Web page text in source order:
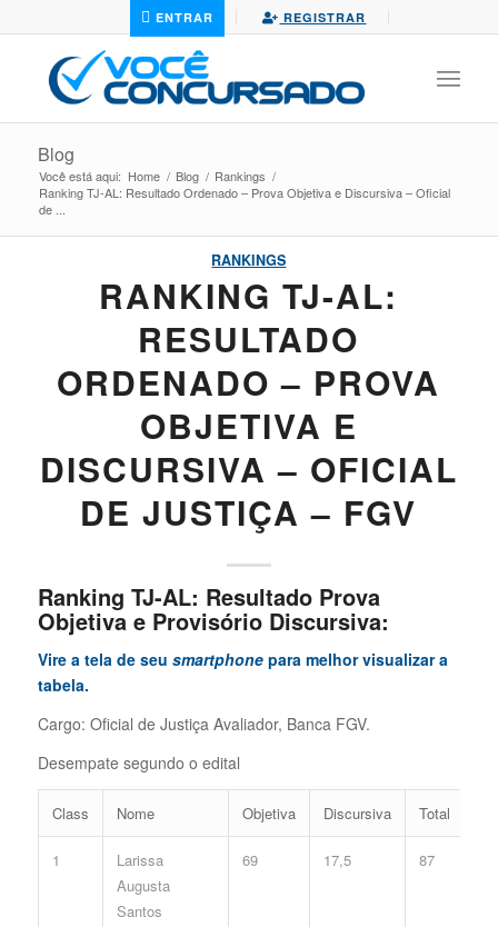
ENTRAR REGISTRAR
Blog
Você está aqui: Home / Blog / Rankings /
Ranking TJ-AL: Resultado Ordenado – Prova Objetiva e Discursiva – Oficial
de ...
RANKINGS
RANKING TJ-AL:
RESULTADO
ORDENADO – PROVA
OBJETIVA E
DISCURSIVA – OFICIAL
DE JUSTIÇA – FGV
Ranking TJ-AL: Resultado Prova
Objetiva e Provisório Discursiva:
Vire a tela de seu smartphonepara melhor visualizar a
tabela.
Cargo: Oficial de Justiça Avaliador, Banca FGV.
Desempate segundo o edital
Class Nome Objetiva Discursiva Total
1
Larissa
Augusta
Santos
69 17,5 87